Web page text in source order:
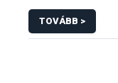
TOVÁBB >